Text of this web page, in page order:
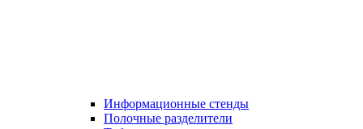
Информационные стенды
Полочные разделители